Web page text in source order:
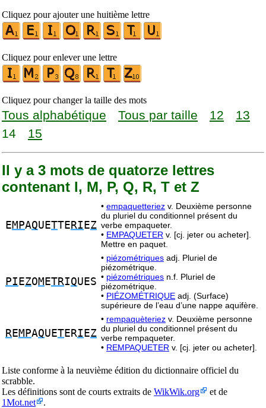
Cliquez pour ajouter une huitième lettre
Cliquez pour enlever une lettre
Cliquez pour changer la taille des mots
Tous alphabétique Tous par taille 12
13
14
15
Il y a 3 mots de quatorze lettres
contenant I, M, P, Q, R, T et Z
EMPAQUETTE RI EZ
• empaquetteriez v. Deuxième personne
du pluriel du conditionnel présent du
verbe empaqueter.
• EMPAQUETER v. [cj. jeter ou acheter].
Mettre en paquet.
PI EZOM ETRIQUES
• piézométriques adj. Pluriel de
piézométrique.
• piézométriques n.f. Pluriel de
piézométrique.
• PIÉZOMÉTRIQUE adj. (Surface)
supérieure de l’eau d’une nappe aquifère.
REMPAQUETERI EZ
• rempaquèteriez v. Deuxième personne
du pluriel du conditionnel présent du
verbe rempaqueter.
• REMPAQUETER v. [cj. jeter ou acheter].
Liste conforme à la neuvième édition du dictionnaire officiel du
scrabble.
Les définitions sont de courts extraits de WikWik.org
et de
1Mot.net
.